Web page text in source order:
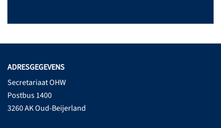
ADRESGEGEVENS
Secretariaat OHW
Postbus 1400
3260 AK Oud-Beijerland